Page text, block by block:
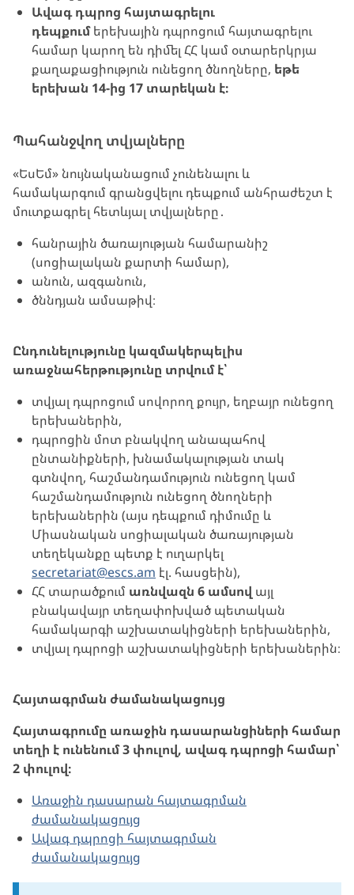
Ավագ դպրոց հայտագրելու
դեպքումերեխային դպրոցում հայտագրելու
համար կարող են դիմել ՀՀ կամ օտարերկրյա
քաղաքացիություն ունեցող ծնողները, եթե
երեխան 14-ից 17 տարեկան է։
Պահանջվող տվյալները
«ԵսԵմ» նույնականացում չունենալու և
համակարգում գրանցվելու դեպքում անհրաժեշտ է
մուտքագրել հետևյալ տվյալները․
հանրային ծառայության համարանիշ
(սոցիալական քարտի համար),
անուն, ազգանուն,
ծննդյան ամսաթիվ։
Ընդունելությունը կազմակերպելիս
առաջնահերթությունը տրվում է՝
տվյալ դպրոցում սովորող քույր, եղբայր ունեցող
երեխաներին,
դպրոցին մոտ բնակվող անապահով
ընտանիքների, խնամակալության տակ
գտնվող, հաշմանդամություն ունեցող կամ
հաշմանդամություն ունեցող ծնողների
երեխաներին (այս դեպքում դիմումը և
Միասնական սոցիալական ծառայության
տեղեկանքը պետք է ուղարկել
secretariat@escs.am էլ. հասցեին),
ՀՀ տարածքում առնվազն 6 ամսով այլ
բնակավայր տեղափոխված պետական
համակարգի աշխատակիցների երեխաներին,
տվյալ դպրոցի աշխատակիցների երեխաներին։
Հայտագրման ժամանակացույց
Հայտագրումը առաջին դասարանցիների համար
տեղի է ունենում 3 փուլով, ավագ դպրոցի համար՝
2 փուլով։
Առաջին դասարան հայտագրման
ժամանակացույց
Ավագ դպրոցի հայտագրման
ժամանակացույց